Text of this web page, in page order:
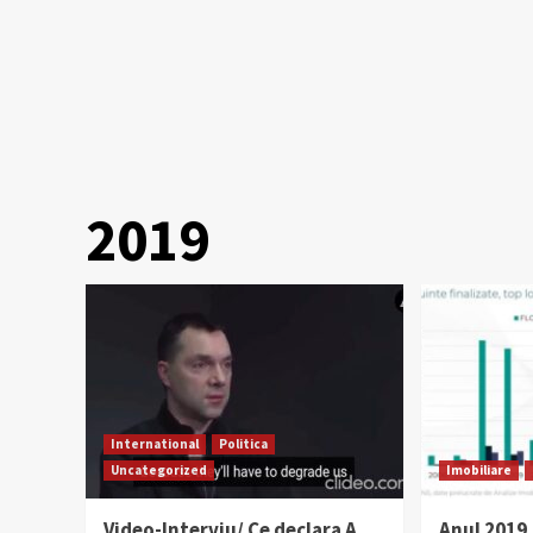
2019
International
Politica
Uncategorized
Imobiliare